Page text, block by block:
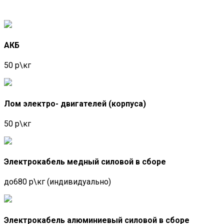
наличия изоляции и объема доставляемого лома.
Если у вас накопилось значительное количество
возможность заказа вывоза. Мы готовы выехать
конкурентоспособные условия приема
гарантируя лучшие цены в городе. Мы уделяем
ненужные металлы — это не просто отходы; это
вами, создавая новое из старого, сохраняя
Прием старых аккумуляторов в Старой Купавне
АКБ
50 р\кг
Лом электро- двигателей (корпуса)
50 р\кг
Электрокабель медный силовой в сборе
до680 р\кг (индивидуально)
Электрокабель алюминиевый силовой в сборе